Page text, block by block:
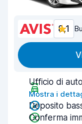
8,1
Ufficio di
Mostra i
Deposito
Conferma